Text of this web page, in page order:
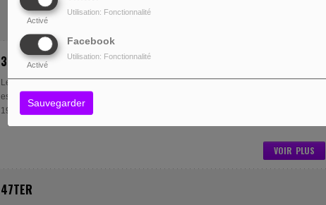
Activé
Utilisation: Fonctionnalité
Facebook
Activé
Utilisation: Fonctionnalité
Sauvegarder
3T
Les 3T sont un groupe de musique américain, composé de trois frères. Leur musique
est de type pop, RnB, rock et soul. Ils ont sorti leur premier album, Brotherhood, en
1995. Le...
VOIR PLUS
47TER